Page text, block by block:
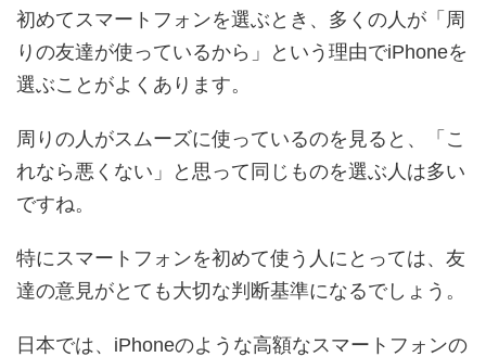
初めてスマートフォンを選ぶとき、多くの人が「周
りの友達が使っているから」という理由でiPhoneを
選ぶことがよくあります。
周りの人がスムーズに使っているのを見ると、「こ
れなら悪くない」と思って同じものを選ぶ人は多い
ですね。
特にスマートフォンを初めて使う人にとっては、友
達の意見がとても大切な判断基準になるでしょう。
日本では、iPhoneのような高額なスマートフォンの